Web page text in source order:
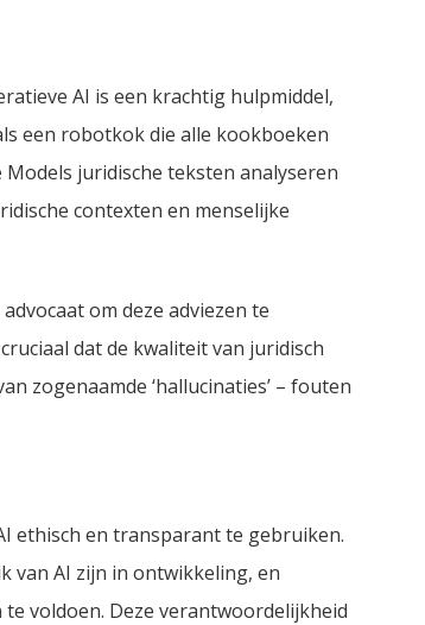
AI is een krachtig hulpmiddel,
een robotkok die alle kookboeken
juridische teksten analyseren
contexten en menselijke
om deze adviezen te
dat de kwaliteit van juridisch
zogenaamde ‘hallucinaties’ – fouten
ethisch en transparant te gebruiken.
van AI zijn in ontwikkeling, en
voldoen. Deze verantwoordelijkheid